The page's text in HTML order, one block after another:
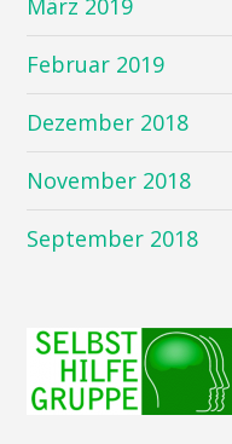
März 2019
Februar 2019
Dezember 2018
November 2018
September 2018